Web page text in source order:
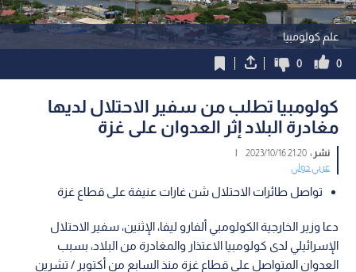
علم كولومبيا
0
0
كولومبيا تطلب من سفير الاحتلال لديها
مغادرة البلاد إثر العدوان على غزة
نشر :21:20 2023/10/16
|
عربي دولي
تواصل طائرات الاحتلال شن غارات عنيفة على قطاع غزة
دعا وزير الخارجية الكولومبي ألفارو ليفا، الإثنين، سفير الاحتلال
الإسرائيلي لدى كولومبيا الاعتذار والمغادرة من البلاد، بسبب
العدوان المتواصل على قطاع غزة منذ السابع من أكتوبر / تشرين